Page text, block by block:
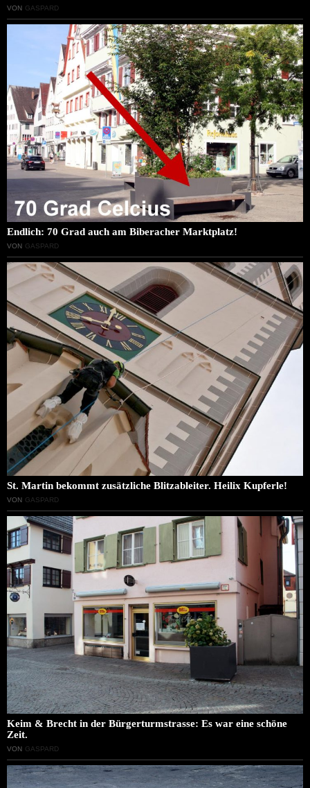
VON GASPARD
Endlich: 70 Grad auch am Biberacher Marktplatz!
VON GASPARD
St. Martin bekommt zusätzliche Blitzableiter. Heilix Kupferle!
VON GASPARD
Keim & Brecht in der Bürgerturmstrasse: Es war eine schöne
Zeit.
VON GASPARD